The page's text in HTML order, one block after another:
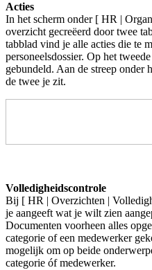
Acties
In het scherm onder [ HR |
overzicht gecreëerd door twee
tabblad vind je alle acties die te
personeelsdossier. Op het
gebundeld. Aan de streep onder
de twee je zit.
Volledigheidscontrole
Bij [ HR | Overzichten |
je aangeeft wat je wilt zien
Documenten voorheen alles
categorie of een medewerker
mogelijk om op beide
categorie óf medewerker.